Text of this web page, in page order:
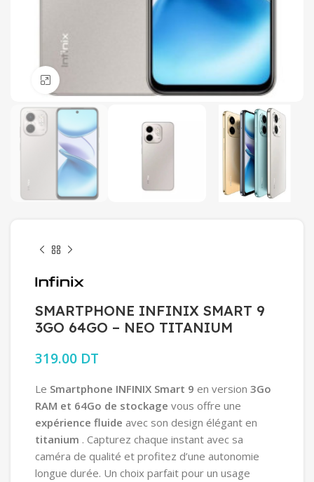
SMARTPHONE INFINIX SMART 9
3GO 64GO – NEO TITANIUM
319.00 DT
Le Smartphone INFINIX Smart 9 en version 3Go
RAM et 64Go de stockage vous offre une
expérience fluide avec son design élégant en
titanium . Capturez chaque instant avec sa
caméra de qualité et profitez d’une autonomie
longue durée. Un choix parfait pour un usage